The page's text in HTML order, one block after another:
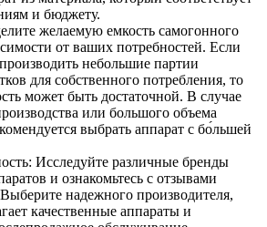
и бюджету.
желаемую емкость самогонного
от ваших потребностей. Если
небольшие партии
для собственного потребления, то
может быть достаточной. В случае
или большого объема
выбрать аппарат с бо́льшей
Исследуйте различные бренды
и ознакомьтесь с отзывами
надежного производителя,
качественные аппараты и